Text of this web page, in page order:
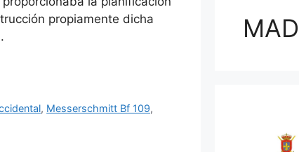
propiamente dicha
, Messerschmitt Bf 109,